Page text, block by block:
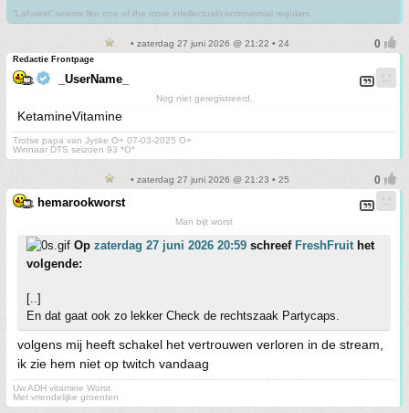
“Laforest” seems like one of the more intellectual/controversial regulars
• zaterdag 27 juni 2026 @ 21:22 • 24
Redactie Frontpage
_UserName_
Nog niet geregistreerd.
KetamineVitamine
Trotse papa van Jyske O+ 07-03-2025 O+
Winnaar DTS seizoen 93 *O*
• zaterdag 27 juni 2026 @ 21:23 • 25
hemarookworst
Man bijt worst
Op zaterdag 27 juni 2026 20:59 schreef FreshFruit het
volgende:
[..]
En dat gaat ook zo lekker Check de rechtszaak Partycaps.
volgens mij heeft schakel het vertrouwen verloren in de stream,
ik zie hem niet op twitch vandaag
Uw ADH vitamine Worst
Met vriendelijke groenten